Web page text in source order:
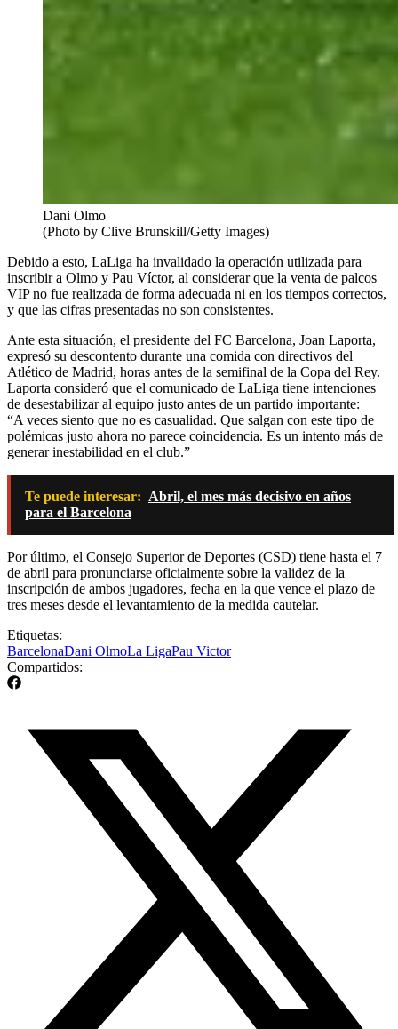
Dani Olmo
(Photo by Clive Brunskill/Getty Images)
Debido a esto, LaLiga ha invalidado la operación utilizada para
inscribir a Olmo y Pau Víctor, al considerar que la venta de palcos
VIP no fue realizada de forma adecuada ni en los tiempos correctos,
y que las cifras presentadas no son consistentes.
Ante esta situación, el presidente del FC Barcelona, Joan Laporta,
expresó su descontento durante una comida con directivos del
Atlético de Madrid, horas antes de la semifinal de la Copa del Rey.
Laporta consideró que el comunicado de LaLiga tiene intenciones
de desestabilizar al equipo justo antes de un partido importante:
“A veces siento que no es casualidad. Que salgan con este tipo de
polémicas justo ahora no parece coincidencia. Es un intento más de
generar inestabilidad en el club.”
Te puede interesar: Abril, el mes más decisivo en años
para el Barcelona
Por último, el Consejo Superior de Deportes (CSD) tiene hasta el 7
de abril para pronunciarse oficialmente sobre la validez de la
inscripción de ambos jugadores, fecha en la que vence el plazo de
tres meses desde el levantamiento de la medida cautelar.
Etiquetas:
BarcelonaDani OlmoLa LigaPau Victor
Compartidos: